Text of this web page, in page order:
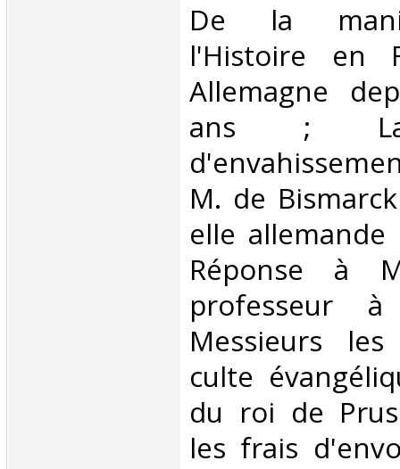
‎De la
l'Histoire en
Allemagne
ans ; La
M. de
elle
Réponse à
professeur
Messieurs
culte
du roi de
les frais